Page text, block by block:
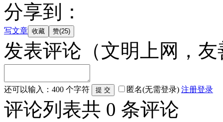
分享到：
写文章
发表评论 （文明上网，
还可以输入： 400 个字符 匿名(无需登录) 注册登录
评论列表共 0 条评论